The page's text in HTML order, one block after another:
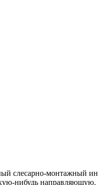
слесарно-монтажный
нибудь